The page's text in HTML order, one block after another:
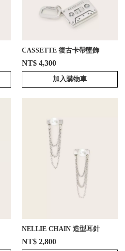
CASSETTE 復古卡帶墜飾
NT$ 4,300
加入購物車
NELLIE CHAIN 造型耳針
NT$ 2,800